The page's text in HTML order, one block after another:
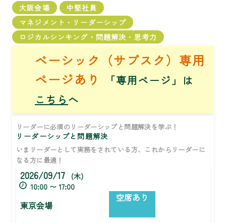
大阪会場
中堅社員
マネジメント・リーダーシップ
ロジカルシンキング・問題解決・思考力
ベーシック（サブスク）専用
ページあり
「専用ページ」は
こちら へ
リーダーに必須のリーダーシップと問題解決を学ぶ！
リーダーシップと問題解決
いまリーダーとして実務をされている方、これからリーダーに
なる方に最適！
2026/09/17
(木)
10:00 〜 17:00
東京会場
空席あり